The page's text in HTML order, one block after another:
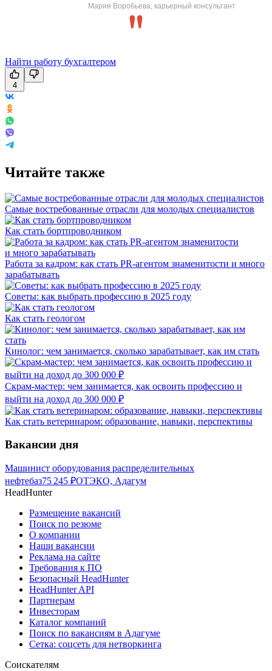
Мария Воробьева, карьерный консультант
Найти работу бухгалтером
4
Читайте также
Самые востребованные отрасли для молодых специалистов
Как стать бортпроводником
Работа за кадром: как стать PR-агентом знаменитости и много
зарабатывать
Советы: как выбрать профессию в 2025 году
Как стать геологом
Кинолог: чем занимается, сколько зарабатывает, как им стать
Скрам-мастер: чем занимается, как освоить профессию и
выйти на доход до 300 000 ₽
Как стать ветеринаром: образование, навыки, перспективы
Вакансии дня
Машинист оборудования распределительных
нефтебаз75 245 ₽ОТЭКО, Адагум
HeadHunter
Размещение вакансий
Поиск по резюме
О компании
Наши вакансии
Реклама на сайте
Требования к ПО
Безопасный HeadHunter
HeadHunter API
Партнерам
Инвесторам
Каталог компаний
Поиск по вакансиям в Адагуме
Сетка: соцсеть для нетворкинга
Соискателям